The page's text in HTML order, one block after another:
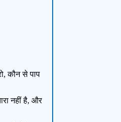
कौन से पाप
नहीं है, और